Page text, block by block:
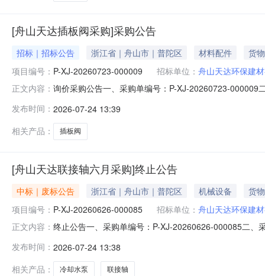
[舟山天达插板阀采购]采购公告
招标｜招标公告 浙江省｜舟山市｜普陀区 材料配件
货物
项目编号： P-XJ-20260723-000009 招标单位： 舟山天达环保建
正文内容： 询价采购公告一、采购单编号：P-XJ-20260723-
地点采购需求单位行项目备注1插板阀\PZ73H-
发布时间： 2026-07-24 13:39
相关产品：
插板阀
[舟山天达联接轴六月采购]终止公告
中标｜废标公告 浙江省｜舟山市｜普陀区 机械设备
货物
项目编号： P-XJ-20260626-000085 招标单位： 舟山天达环保建
正文内容： 终止公告一、采购单编号：P-XJ-20260626-000085二
1联接轴\配套\冷却水泵\IZ80-50-200A\组合件\国产2个
发布时间： 2026-07-24 13:38
相关产品：
冷却水泵 联接轴